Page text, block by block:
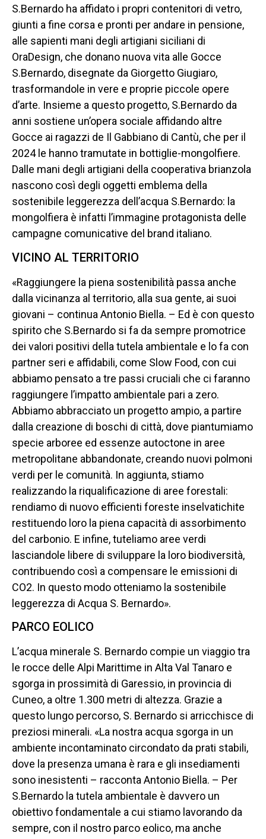
S.Bernardo ha affidato i propri contenitori di vetro,
giunti a fine corsa e pronti per andare in pensione,
alle sapienti mani degli artigiani siciliani di
OraDesign, che donano nuova vita alle Gocce
S.Bernardo, disegnate da Giorgetto Giugiaro,
trasformandole in vere e proprie piccole opere
d’arte. Insieme a questo progetto, S.Bernardo da
anni sostiene un’opera sociale affidando altre
Gocce ai ragazzi de Il Gabbiano di Cantù, che per il
2024 le hanno tramutate in bottiglie-mongolfiere.
Dalle mani degli artigiani della cooperativa brianzola
nascono così degli oggetti emblema della
sostenibile leggerezza dell’acqua S.Bernardo: la
mongolfiera è infatti l’immagine protagonista delle
campagne comunicative del brand italiano.
VICINO AL TERRITORIO
«Raggiungere la piena sostenibilità passa anche
dalla vicinanza al territorio, alla sua gente, ai suoi
giovani – continua Antonio Biella. – Ed è con questo
spirito che S.Bernardo si fa da sempre promotrice
dei valori positivi della tutela ambientale e lo fa con
partner seri e affidabili, come Slow Food, con cui
abbiamo pensato a tre passi cruciali che ci faranno
raggiungere l’impatto ambientale pari a zero.
Abbiamo abbracciato un progetto ampio, a partire
dalla creazione di boschi di città, dove piantumiamo
specie arboree ed essenze autoctone in aree
metropolitane abbandonate, creando nuovi polmoni
verdi per le comunità. In aggiunta, stiamo
realizzando la riqualificazione di aree forestali:
rendiamo di nuovo efficienti foreste inselvatichite
restituendo loro la piena capacità di assorbimento
del carbonio. E infine, tuteliamo aree verdi
lasciandole libere di sviluppare la loro biodiversità,
contribuendo così a compensare le emissioni di
CO2. In questo modo otteniamo la sostenibile
leggerezza di Acqua S. Bernardo».
PARCO EOLICO
L’acqua minerale S. Bernardo compie un viaggio tra
le rocce delle Alpi Marittime in Alta Val Tanaro e
sgorga in prossimità di Garessio, in provincia di
Cuneo, a oltre 1.300 metri di altezza. Grazie a
questo lungo percorso, S. Bernardo si arricchisce di
preziosi minerali. «La nostra acqua sgorga in un
ambiente incontaminato circondato da prati stabili,
dove la presenza umana è rara e gli insediamenti
sono inesistenti – racconta Antonio Biella. – Per
S.Bernardo la tutela ambientale è davvero un
obiettivo fondamentale a cui stiamo lavorando da
sempre, con il nostro parco eolico, ma anche